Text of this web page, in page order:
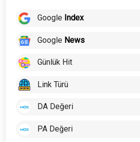
Google Index
Google News
Günlük Hit
Link Türü
DA Değeri
PA Değeri